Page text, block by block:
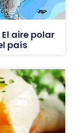
aire polar
país